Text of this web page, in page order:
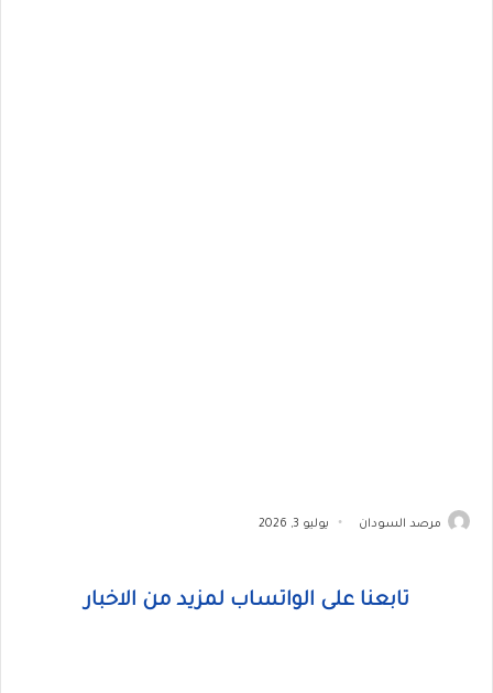
مرصد السودان يوليو 3, 2026
تابعنا على الواتساب لمزيد من الاخبار